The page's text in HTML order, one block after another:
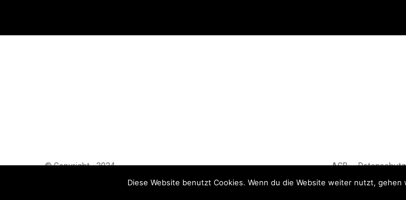
© Copyright - 2024
AGB
Diese Website benutzt Cookies. Wenn du die Website weiter nutzt, gehen